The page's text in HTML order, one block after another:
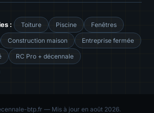
: Toiture Piscine Fenêtres
Construction maison Entreprise fermée
RC Pro + décennale
btp.fr — Mis à jour en août 2026.